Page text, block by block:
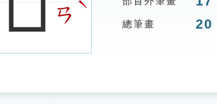
ㄢ
ˋ
總筆畫 20